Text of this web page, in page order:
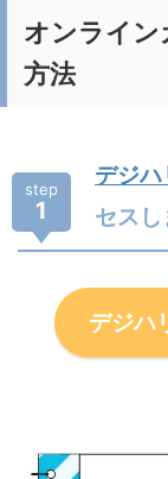
オンライン
方法
step
1
デジ
セスし
デジハ